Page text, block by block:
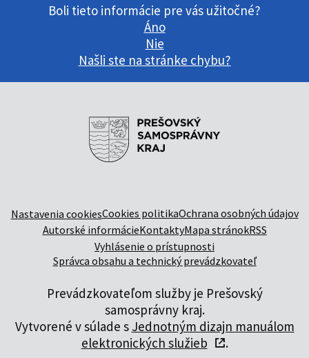
Boli tieto informácie pre vás užitočné?
Áno
Nie
Našli ste na stránke chybu?
Nastavenia cookiesCookies politikaOchrana osobných údajov
Autorské informácieKontaktyMapa stránokRSS
Vyhlásenie o prístupnosti
Správca obsahu a technický prevádzkovateľ
Prevádzkovateľom služby je Prešovský
samosprávny kraj.
Vytvorené v súlade s Jednotným dizajn manuálom
elektronických služieb
.